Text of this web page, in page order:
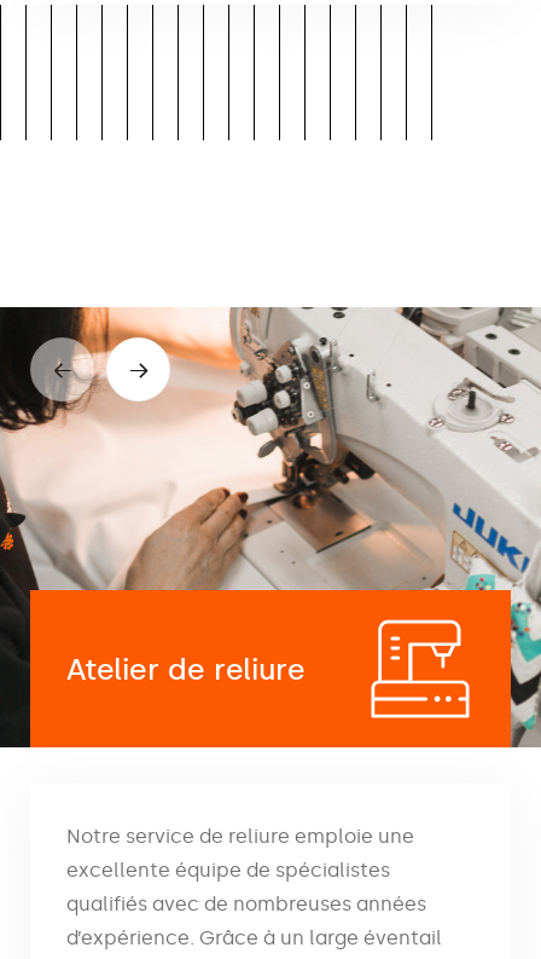
Atelier de reliure
Notre service de reliure emploie une
excellente équipe de spécialistes
qualifiés avec de nombreuses années
d’expérience. Grâce à un large éventail